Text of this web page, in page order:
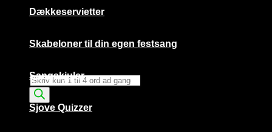
Products
search
Dækkeservietter
Skabeloner til din egen festsang
Sangskjuler
Sjove Quizzer